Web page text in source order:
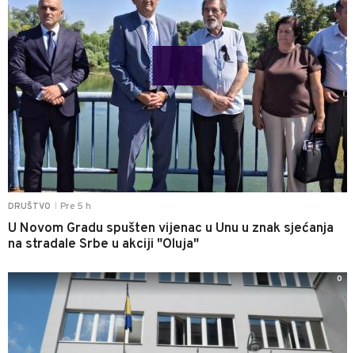
DRUŠTVO Pre 5 h
U Novom Gradu spušten vijenac u Unu u znak sjećanja
na stradale Srbe u akciji "Oluja"
0